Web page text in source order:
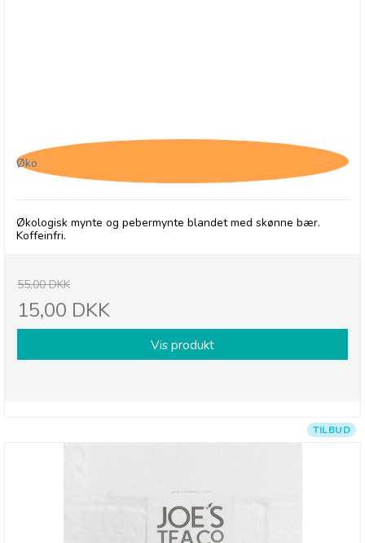
Øko
Økologisk mynte og pebermynte blandet med skønne bær.
Koffeinfri.
55,00 DKK
15,00 DKK
Vis produkt
TILBUD